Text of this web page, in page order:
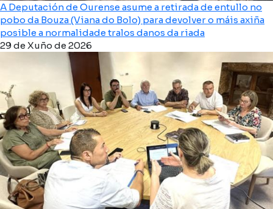
A Deputación de Ourense asume a retirada de entullo no
pobo da Bouza (Viana do Bolo) para devolver o máis axiña
posible a normalidade tralos danos da riada
29 de Xuño de 2026